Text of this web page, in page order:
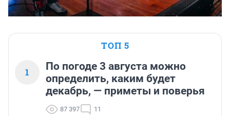
ТОП 5
1
По погоде 3 августа можно
определить, каким будет
декабрь, — приметы и поверья
87 397 11